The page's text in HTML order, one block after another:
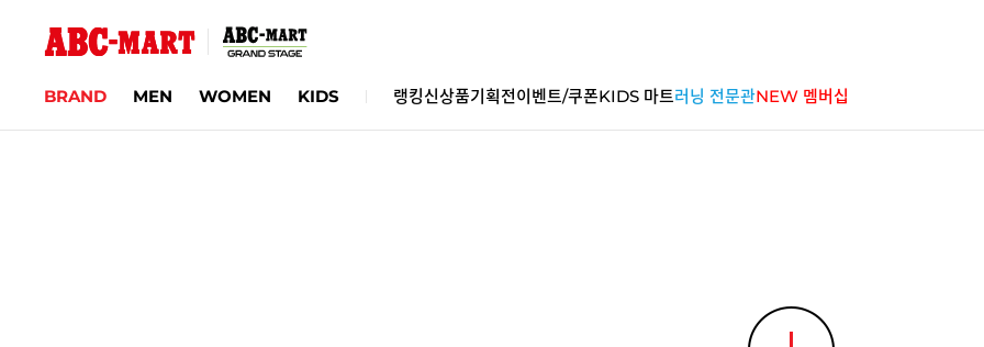
BRAND MEN WOMEN KIDS 랭킹신상품기획전이벤트/쿠폰KIDS 마트러닝 전문관NEW 멤버십